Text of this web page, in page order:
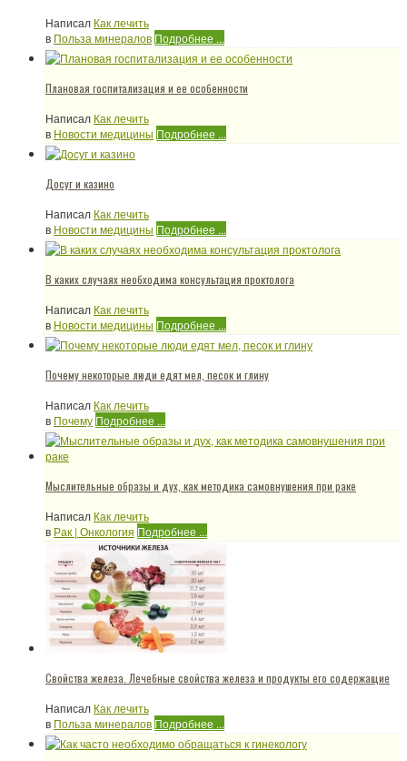
Написал Как лечить
в Польза минералов Подробнее ...
Плановая госпитализация и ее особенности
Написал Как лечить
в Новости медицины Подробнее ...
Досуг и казино
Написал Как лечить
в Новости медицины Подробнее ...
В каких случаях необходима консультация проктолога
Написал Как лечить
в Новости медицины Подробнее ...
Почему некоторые люди едят мел, песок и глину
Написал Как лечить
в Почему Подробнее ...
Мыслительные образы и дух, как методика самовнушения при раке
Написал Как лечить
в Рак | Онкология Подробнее ...
Свойства железа. Лечебные свойства железа и продукты его содержащие
Написал Как лечить
в Польза минералов Подробнее ...